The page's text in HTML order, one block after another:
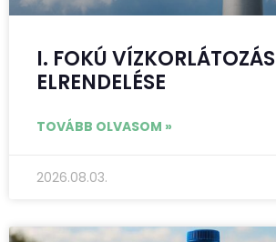
I. FOKÚ VÍZKORLÁTOZÁS
ELRENDELÉSE
TOVÁBB OLVASOM »
2026.08.03.